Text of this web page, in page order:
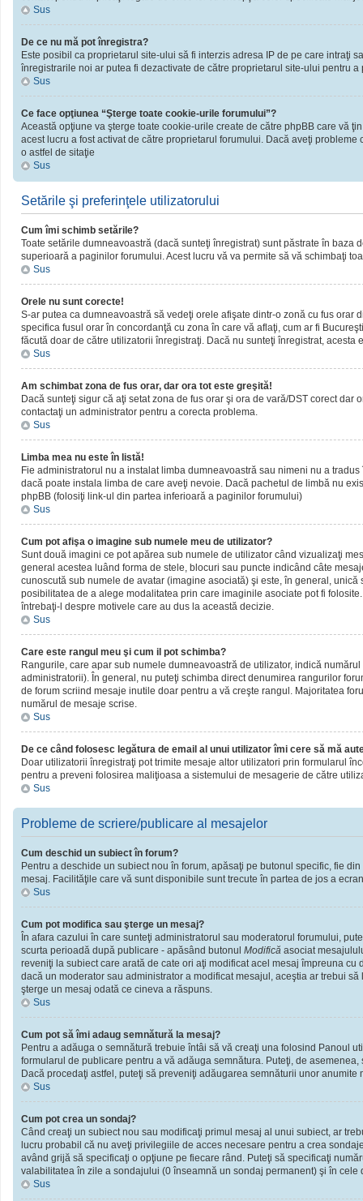
Sus
De ce nu mă pot înregistra?
Este posibil ca proprietarul site-ului să fi interzis adresa IP de pe care intraţi
înregistrarile noi ar putea fi dezactivate de către proprietarul site-ului pentru
Sus
Ce face opţiunea “Şterge toate cookie-urile forumului”?
Această opţiune va şterge toate cookie-urile create de către phpBB care vă
acest lucru a fost activat de către proprietarul forumului. Dacă aveţi
o astfel de sitaţie
Sus
Setările şi preferinţele utilizatorului
Cum îmi schimb setările?
Toate setările dumneavoastră (dacă sunteţi înregistrat) sunt păstrate în
superioară a paginilor forumului. Acest lucru vă va permite să vă schimbaţi
Sus
Orele nu sunt corecte!
S-ar putea ca dumneavoastră să vedeţi orele afişate dintr-o zonă cu fus
specifica fusul orar în concordanţă cu zona în care vă aflaţi, cum ar fi
făcută doar de către utilizatorii înregistraţi. Dacă nu sunteţi înregistrat, acesta
Sus
Am schimbat zona de fus orar, dar ora tot este greşită!
Dacă sunteţi sigur că aţi setat zona de fus orar şi ora de vară/DST corect
contactaţi un administrator pentru a corecta problema.
Sus
Limba mea nu este în listă!
Fie administratorul nu a instalat limba dumneavoastră sau nimeni nu a
dacă poate instala limba de care aveţi nevoie. Dacă pachetul de limbă nu
phpBB (folosiţi link-ul din partea inferioară a paginilor forumului)
Sus
Cum pot afişa o imagine sub numele meu de utilizator?
Sunt două imagini ce pot apărea sub numele de utilizator când vizualizaţi
general acestea luând forma de stele, blocuri sau puncte indicând câte
cunoscută sub numele de avatar (imagine asociată) şi este, în general,
posibilitatea de a alege modalitatea prin care imaginile asociate pot fi
întrebaţi-l despre motivele care au dus la această decizie.
Sus
Care este rangul meu şi cum il pot schimba?
Rangurile, care apar sub numele dumneavoastră de utilizator, indică
administratorii). În general, nu puteţi schimba direct denumirea rangurilor
de forum scriind mesaje inutile doar pentru a vă creşte rangul. Majoritatea
numărul de mesaje scrise.
Sus
De ce când folosesc legătura de email al unui utilizator îmi cere să mă
Doar utilizatorii înregistraţi pot trimite mesaje altor utilizatori prin formularul
pentru a preveni folosirea maliţioasa a sistemului de mesagerie de către
Sus
Probleme de scriere/publicare al mesajelor
Cum deschid un subiect în forum?
Pentru a deschide un subiect nou în forum, apăsaţi pe butonul specific, fie
mesaj. Facilităţile care vă sunt disponibile sunt trecute în partea de jos a
Sus
Cum pot modifica sau şterge un mesaj?
În afara cazului în care sunteţi administratorul sau moderatorul forumului,
scurta perioadă după publicare - apăsând butonul Modifică asociat
reveniţi la subiect care arată de cate ori aţi modificat acel mesaj împreuna
dacă un moderator sau administrator a modificat mesajul, aceştia ar trebui
şterge un mesaj odată ce cineva a răspuns.
Sus
Cum pot să îmi adaug semnătură la mesaj?
Pentru a adăuga o semnătură trebuie întâi să vă creaţi una folosind Panoul
formularul de publicare pentru a vă adăuga semnătura. Puteţi, de
Dacă procedaţi astfel, puteţi să preveniţi adăugarea semnăturii unor
Sus
Cum pot crea un sondaj?
Când creaţi un subiect nou sau modificaţi primul mesaj al unui subiect, ar
lucru probabil că nu aveţi privilegiile de acces necesare pentru a crea
având grijă să specificaţi o opţiune pe fiecare rând. Puteţi să specificaţi
valabilitatea în zile a sondajului (0 înseamnă un sondaj permanent) şi în
Sus